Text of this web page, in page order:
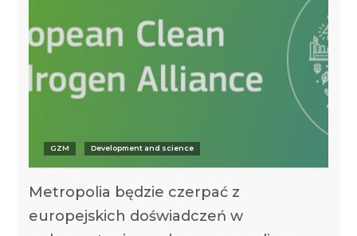
GZM Development and science
Metropolia będzie czerpać z
europejskich doświadczeń w